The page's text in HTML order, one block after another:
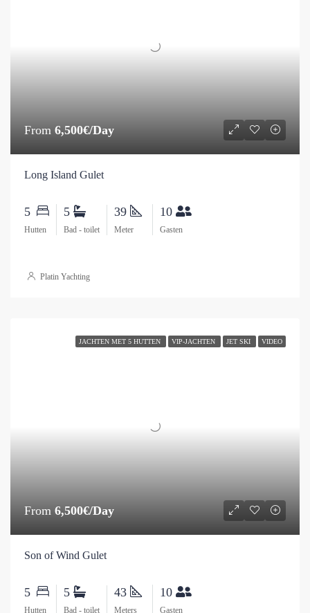
From 6,500€/Day
Long Island Gulet
5
Hutten
5
Bad - toilet
39
Meter
10
Gasten
Platin Yachting
JACHTEN MET 5 HUTTEN VIP-JACHTEN JET SKI VIDEO
From 6,500€/Day
Son of Wind Gulet
5
Hutten
5
Bad - toilet
43
Meters
10
Gasten